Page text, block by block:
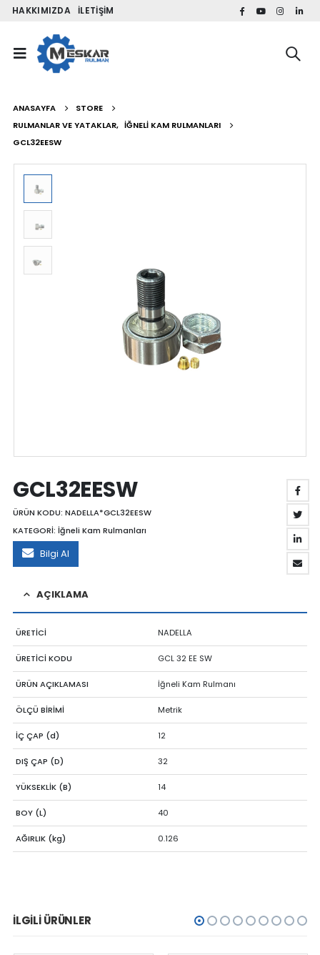
HAKKIMIZDA İLETIŞIM
ANASAYFA
STORE
RULMANLAR VE YATAKLAR, İĞNELI KAM RULMANLARI
GCL32EESW
GCL32EESW
ÜRÜN KODU: NADELLA*GCL32EESW
KATEGORİ: İğneli Kam Rulmanları
Bilgi Al
AÇIKLAMA
ÜRETİCİ NADELLA
ÜRETİCİ KODU GCL 32 EE SW
ÜRÜN AÇIKLAMASI İğneli Kam Rulmanı
ÖLÇÜ BİRİMİ Metrik
İÇ ÇAP (d) 12
DIŞ ÇAP (D) 32
YÜKSEKLİK (B) 14
BOY (L) 40
AĞIRLIK (kg) 0.126
İLGILI ÜRÜNLER